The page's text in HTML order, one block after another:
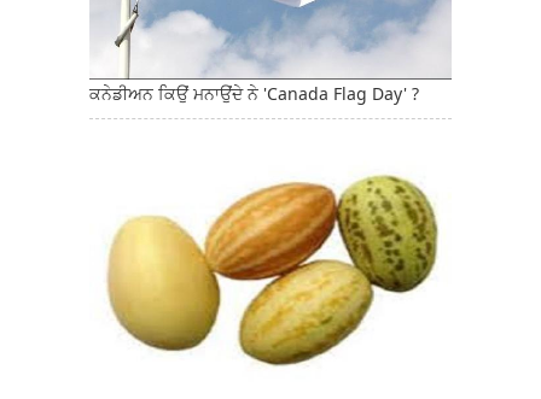
ਕਨੇਡੀਅਨ ਕਿਉਂ ਮਨਾਉਂਦੇ ਨੇ 'Canada Flag Day' ?